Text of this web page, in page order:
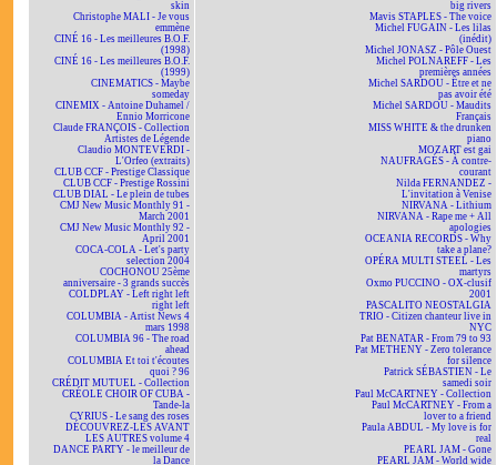
skin
Christophe MALI - Je vous
emmène
CINÉ 16 - Les meilleures B.O.F.
(1998)
CINÉ 16 - Les meilleures B.O.F.
(1999)
CINEMATICS - Maybe
someday
CINEMIX - Antoine Duhamel /
Ennio Morricone
Claude FRANÇOIS - Collection
Artistes de Légende
Claudio MONTEVERDI -
L'Orfeo (extraits)
CLUB CCF - Prestige Classique
CLUB CCF - Prestige Rossini
CLUB DIAL - Le plein de tubes
CMJ New Music Monthly 91 -
March 2001
CMJ New Music Monthly 92 -
April 2001
COCA-COLA - Let's party
selection 2004
COCHONOU 25ème
anniversaire - 3 grands succès
COLDPLAY - Left right left
right left
COLUMBIA - Artist News 4
mars 1998
COLUMBIA 96 - The road
ahead
COLUMBIA Et toi t'écoutes
quoi ? 96
CRÉDIT MUTUEL - Collection
CRÉOLE CHOIR OF CUBA -
Tande-la
CYRIUS - Le sang des roses
DÉCOUVREZ-LES AVANT
LES AUTRES volume 4
DANCE PARTY - le meilleur de
la Dance
big rivers
Mavis STAPLES - The voice
Michel FUGAIN - Les lilas
(inédit)
Michel JONASZ - Pôle Ouest
Michel POLNAREFF - Les
premières années
Michel SARDOU - Être et ne
pas avoir été
Michel SARDOU - Maudits
Français
MISS WHITE & the drunken
piano
MOZART est gai
NAUFRAGÉS - À contre-
courant
Nilda FERNANDEZ -
L'invitation à Venise
NIRVANA - Lithium
NIRVANA - Rape me + All
apologies
OCEANIA RECORDS - Why
take a plane?
OPÉRA MULTI STEEL - Les
martyrs
Oxmo PUCCINO - OX-clusif
2001
PASCALITO NEOSTALGIA
TRIO - Citizen chanteur live in
NYC
Pat BENATAR - From 79 to 93
Pat METHENY - Zero tolerance
for silence
Patrick SÉBASTIEN - Le
samedi soir
Paul McCARTNEY - Collection
Paul McCARTNEY - From a
lover to a friend
Paula ABDUL - My love is for
real
PEARL JAM - Gone
PEARL JAM - World wide